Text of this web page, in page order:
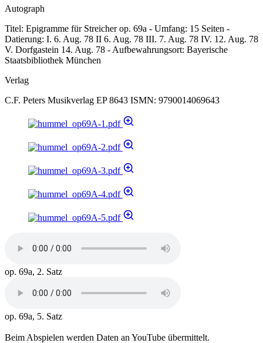
Autograph
Titel: Epigramme für Streicher op. 69a - Umfang: 15 Seiten -
Datierung: I. 6. Aug. 78 II 6. Aug. 78 III. 7. Aug. 78 IV. 12. Aug. 78
V. Dorfgastein 14. Aug. 78 - Aufbewahrungsort: Bayerische
Staatsbibliothek München
Verlag
C.F. Peters Musikverlag EP 8643 ISMN: 9790014069643
op. 69a, 2. Satz
op. 69a, 5. Satz
Beim Abspielen werden Daten an YouTube übermittelt.